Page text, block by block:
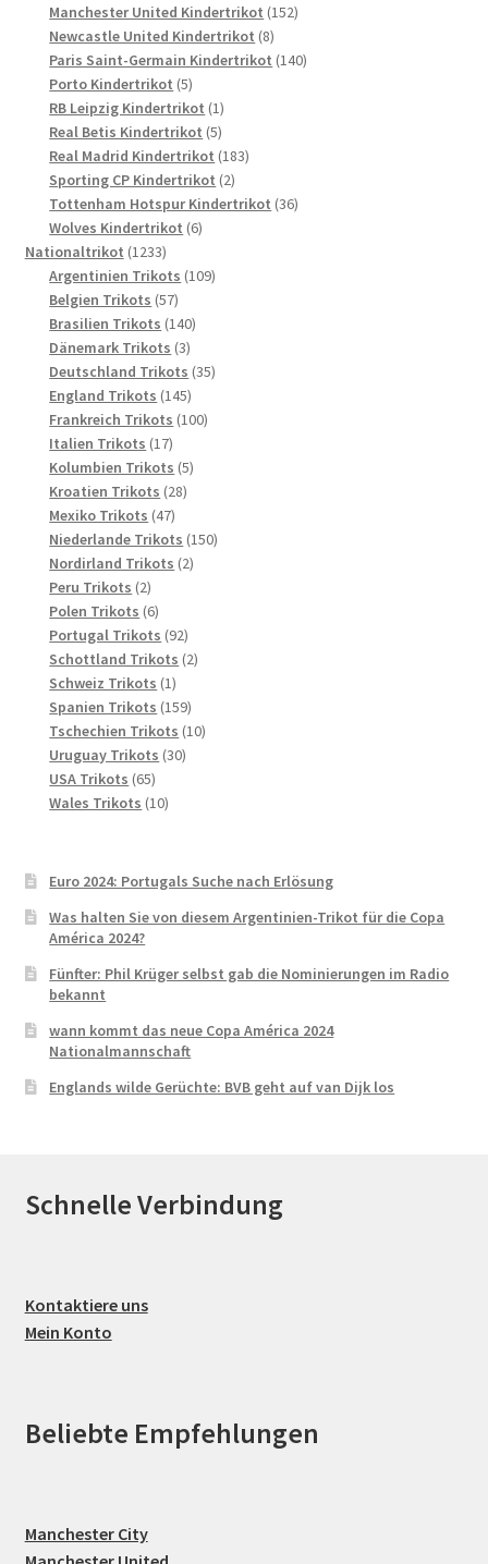
Produkte
Manchester United Kindertrikot 152152
Newcastle United Kindertrikot 88
Produkte
Paris Saint-Germain Kindertrikot 140140
Porto Kindertrikot 55
Produkte
RB Leipzig Kindertrikot 11
Produkt
Real Betis Kindertrikot 55
Produkte
Real Madrid Kindertrikot 183183
Sporting CP Kindertrikot 22
Produkte
Tottenham Hotspur Kindertrikot 3636
Wolves Kindertrikot 66
Nationaltrikot 12331233
Produkte
Argentinien Trikots 109109
Belgien Trikots 5757
Produkte
Brasilien Trikots 140140
Dänemark Trikots 33
Produkte
Deutschland Trikots 3535
England Trikots 145145
Produkte
Frankreich Trikots 100100
Italien Trikots 1717
Produkte
Kolumbien Trikots 55
Kroatien Trikots 2828
Mexiko Trikots 4747
Produkte
Niederlande Trikots 150150
Nordirland Trikots 22
Peru Trikots 22
Produkte
Polen Trikots 66
Produkte
Portugal Trikots 9292
Produkte
Schottland Trikots 22
Schweiz Trikots 11
Produkt
Spanien Trikots 159159
Produkte
Tschechien Trikots 1010
Uruguay Trikots 3030
USA Trikots 6565
Produkte
Wales Trikots 1010
Euro 2024: Portugals Suche nach Erlösung
Was halten Sie von diesem Argentinien-Trikot für die Copa
América 2024?
Fünfter: Phil Krüger selbst gab die Nominierungen im Radio
bekannt
wann kommt das neue Copa América 2024
Nationalmannschaft
Englands wilde Gerüchte: BVB geht auf van Dijk los
Schnelle Verbindung
Kontaktiere uns
Mein Konto
Beliebte Empfehlungen
Manchester City